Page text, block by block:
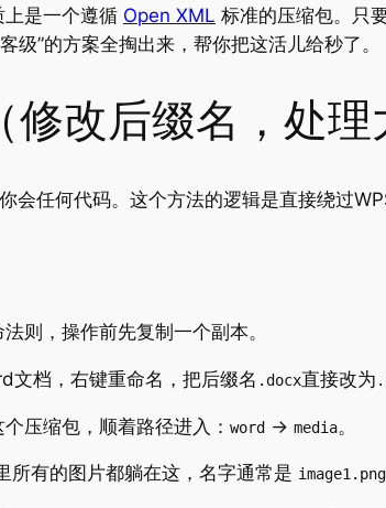
上是一个遵循 Open XML 标准的压缩包。只
级”的方案全掏出来，帮你把这活儿给秒了。
改后缀名，处理
会任何代码。这个方法的逻辑是直接绕过
则，操作前先复制一个副本。
文档，右键重命名，把后缀名 .docx直接改为
个压缩包，顺着路径进入： word -> media。
所有的图片都躺在这，名字通常是 image1.png